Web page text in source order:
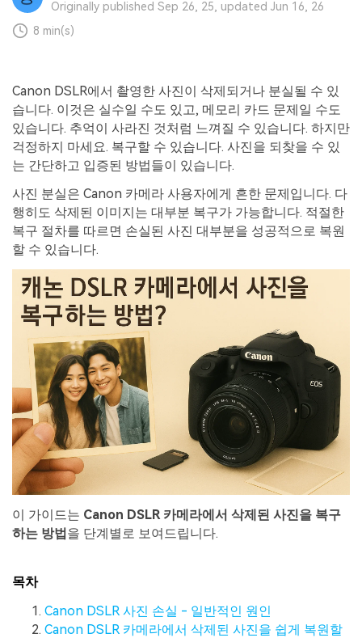
Originally published Sep 26, 25, updated Jun 16, 26
8 min(s)
Canon DSLR에서 촬영한 사진이 삭제되거나 분실될 수 있
습니다. 이것은 실수일 수도 있고, 메모리 카드 문제일 수도
있습니다. 추억이 사라진 것처럼 느껴질 수 있습니다. 하지만
걱정하지 마세요. 복구할 수 있습니다. 사진을 되찾을 수 있
는 간단하고 입증된 방법들이 있습니다.
사진 분실은 Canon 카메라 사용자에게 흔한 문제입니다. 다
행히도 삭제된 이미지는 대부분 복구가 가능합니다. 적절한
복구 절차를 따르면 손실된 사진 대부분을 성공적으로 복원
할 수 있습니다.
이 가이드는 Canon DSLR 카메라에서 삭제된 사진을 복구
하는 방법을 단계별로 보여드립니다.
목차
Canon DSLR 사진 손실 - 일반적인 원인
Canon DSLR 카메라에서 삭제된 사진을 쉽게 복원할